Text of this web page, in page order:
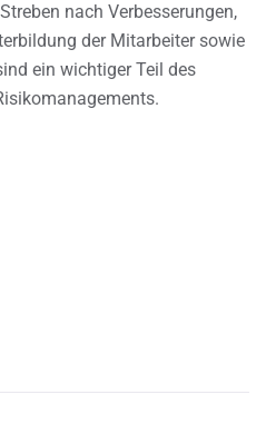
nach Verbesserungen,
der Mitarbeiter sowie
ein wichtiger Teil des